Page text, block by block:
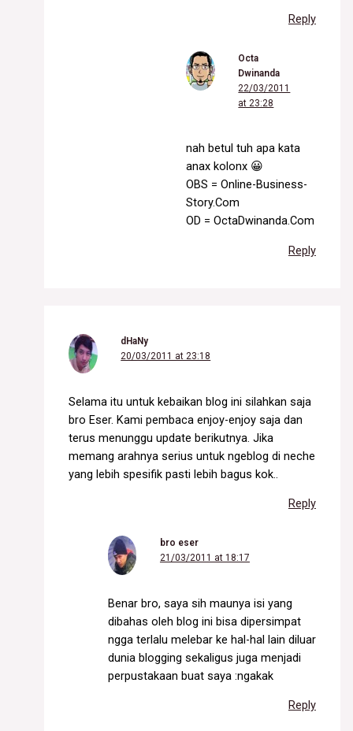
Reply
Octa
Dwinanda
22/03/2011
at 23:28
nah betul tuh apa kata
anax kolonx 😀
OBS = Online-Business-
Story.Com
OD = OctaDwinanda.Com
Reply
dHaNy
20/03/2011 at 23:18
Selama itu untuk kebaikan blog ini silahkan saja
bro Eser. Kami pembaca enjoy-enjoy saja dan
terus menunggu update berikutnya. Jika
memang arahnya serius untuk ngeblog di neche
yang lebih spesifik pasti lebih bagus kok..
Reply
bro eser
21/03/2011 at 18:17
Benar bro, saya sih maunya isi yang
dibahas oleh blog ini bisa dipersimpat
ngga terlalu melebar ke hal-hal lain diluar
dunia blogging sekaligus juga menjadi
perpustakaan buat saya :ngakak
Reply